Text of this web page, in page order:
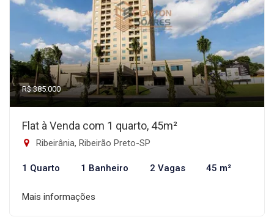
R$ 385.000
Flat à Venda com 1 quarto, 45m²
Ribeirânia, Ribeirão Preto-SP
1 Quarto 1 Banheiro 2 Vagas 45 m²
Mais informações